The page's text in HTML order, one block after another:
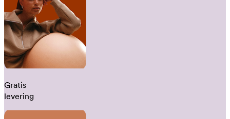
Gratis
levering